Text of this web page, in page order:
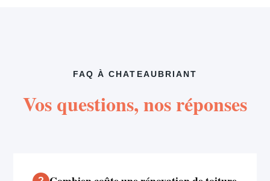
FAQ À CHATEAUBRIANT
Vos questions, nos réponses